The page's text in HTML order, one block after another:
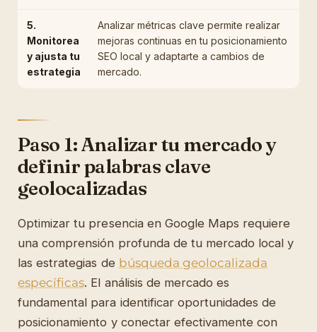
5.
Monitorea
y ajusta tu
estrategia
Analizar métricas clave permite realizar
mejoras continuas en tu posicionamiento
SEO local y adaptarte a cambios de
mercado.
Paso 1: Analizar tu mercado y
definir palabras clave
geolocalizadas
Optimizar tu presencia en Google Maps requiere
una comprensión profunda de tu mercado local y
las estrategias de búsqueda geolocalizada
específicas. El análisis de mercado es
fundamental para identificar oportunidades de
posicionamiento y conectar efectivamente con